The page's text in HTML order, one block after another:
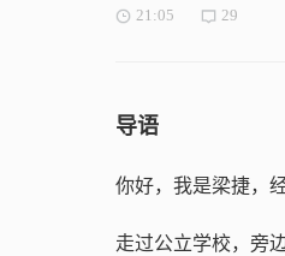
21:05 29
导语
你好，我是梁捷，
走过公立学校，旁